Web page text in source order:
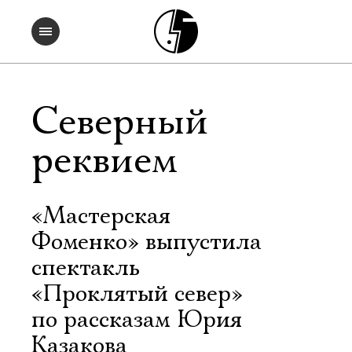
Северный
реквием
«Мастерская
Фоменко» выпустила
спектакль
«Проклятый север»
по рассказам Юрия
Казакова